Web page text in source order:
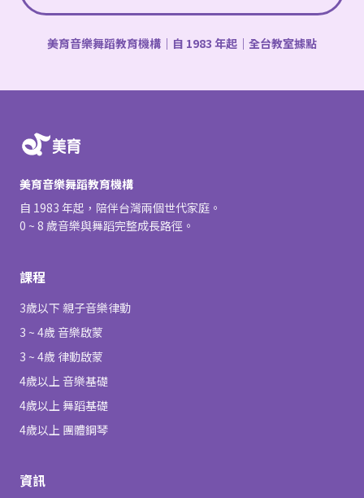
美育音樂舞蹈教育機構｜自 1983 年起｜全台教室據點
美育音樂舞蹈教育機構
自 1983 年起，陪伴台灣兩個世代家庭。
0 ~ 8 歲音樂與舞蹈完整成長路徑。
課程
3歲以下 親子音樂律動
3 ~ 4歲 音樂啟蒙
3 ~ 4歲 律動啟蒙
4歲以上 音樂基礎
4歲以上 舞蹈基礎
4歲以上 團體鋼琴
資訊